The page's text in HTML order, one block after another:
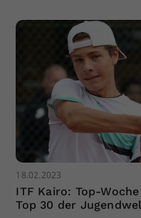
18.02.2023
ITF Kairo: Top-
Top 30 der